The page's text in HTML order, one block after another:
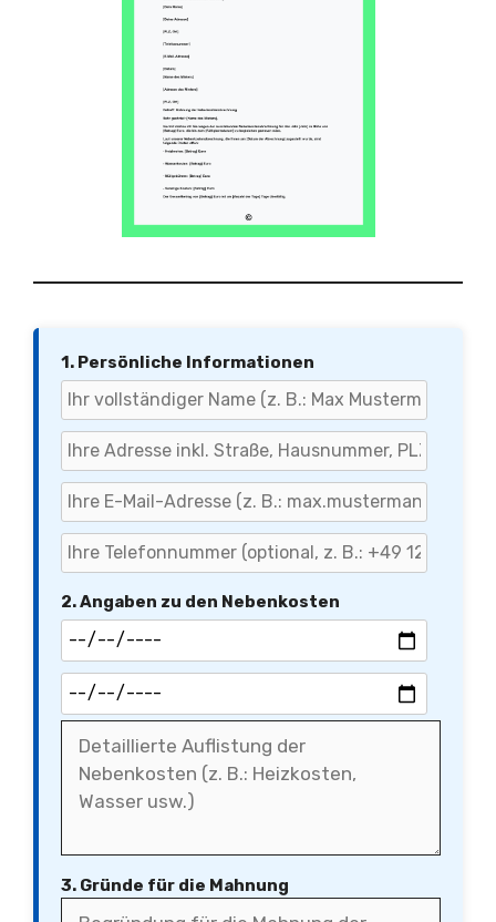
1. Persönliche Informationen
2. Angaben zu den Nebenkosten
3. Gründe für die Mahnung